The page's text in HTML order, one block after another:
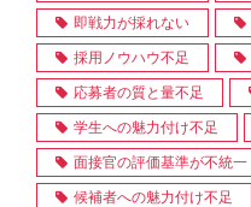
即戦力が採れない
採用ノウハウ不足
応募者の質と量不足
学生への魅力付け不足
面接官の評価基準が不統一
候補者への魅力付け不足